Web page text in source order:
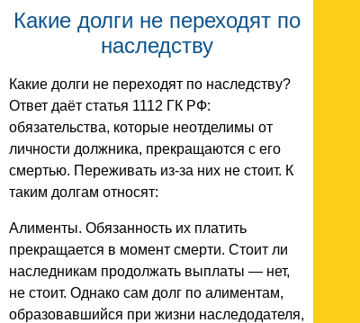
Какие долги не переходят по
наследству
Какие долги не переходят по наследству?
Ответ даёт статья 1112 ГК РФ:
обязательства, которые неотделимы от
личности должника, прекращаются с его
смертью. Переживать из-за них не стоит. К
таким долгам относят:
Алименты. Обязанность их платить
прекращается в момент смерти. Стоит ли
наследникам продолжать выплаты — нет,
не стоит. Однако сам долг по алиментам,
образовавшийся при жизни наследодателя,